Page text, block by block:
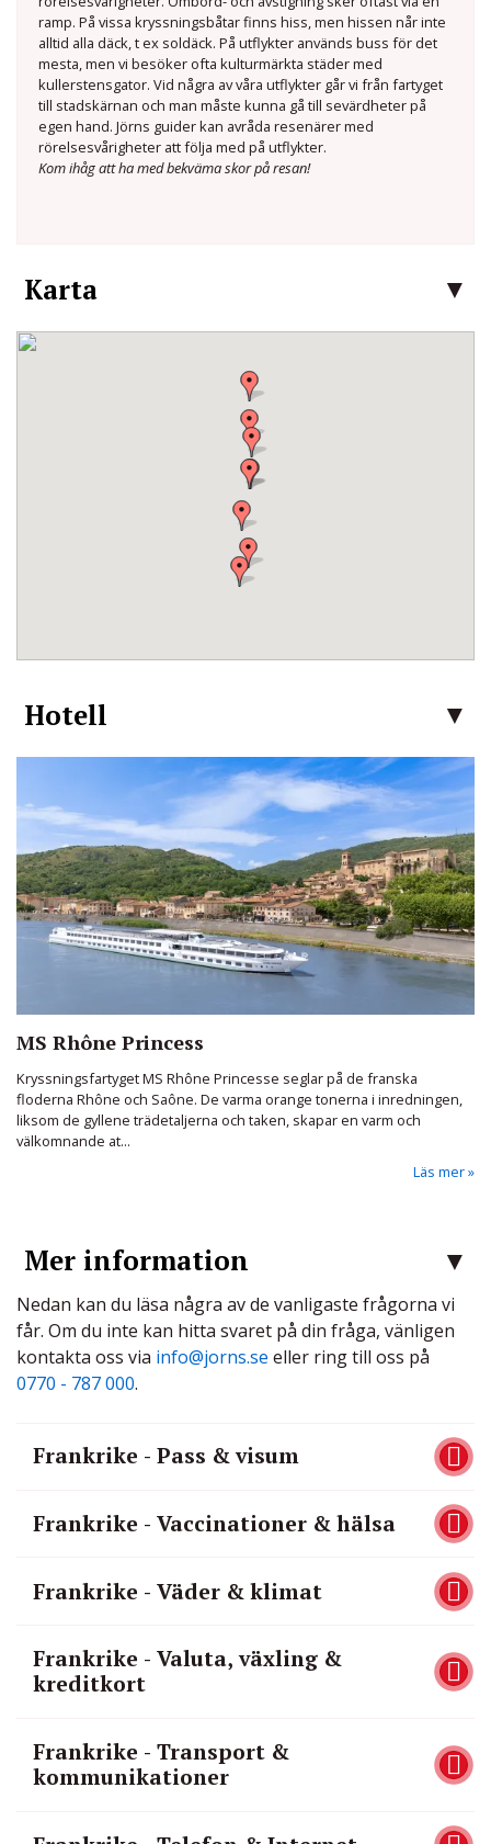
ramp. På vissa kryssningsbåtar finns hiss, men hissen når inte
alltid alla däck, t ex soldäck. På utflykter används buss för det
mesta, men vi besöker ofta kulturmärkta städer med
kullerstensgator. Vid några av våra utflykter går vi från fartyget
till stadskärnan och man måste kunna gå till sevärdheter på
egen hand. Jörns guider kan avråda resenärer med
rörelsesvårigheter att följa med på utflykter.
Kom ihåg att ha med bekväma skor på resan!
Karta
Hotell
MS Rhône Princess
Kryssningsfartyget MS Rhône Princesse seglar på de franska
floderna Rhône och Saône. De varma orange tonerna i inredningen,
liksom de gyllene trädetaljerna och taken, skapar en varm och
välkomnande at...
Läs mer
Mer information
Nedan kan du läsa några av de vanligaste frågorna vi
får. Om du inte kan hitta svaret på din fråga, vänligen
kontakta oss via info@jorns.se eller ring till oss på
0770 - 787 000.
Frankrike - Pass & visum
Frankrike - Vaccinationer & hälsa
Frankrike - Väder & klimat
Frankrike - Valuta, växling &
kreditkort
Frankrike - Transport &
kommunikationer